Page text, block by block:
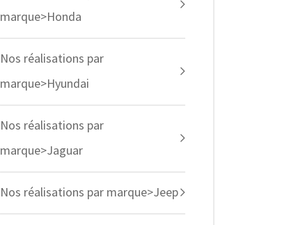
marque>Honda
Nos réalisations par
marque>Hyundai
Nos réalisations par
marque>Jaguar
Nos réalisations par marque>Jeep